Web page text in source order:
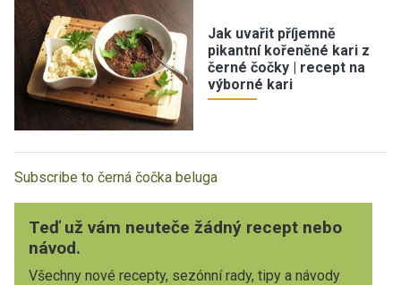
Jak uvařit příjemně
pikantní kořeněné kari z
černé čočky | recept na
výborné kari
Subscribe to černá čočka beluga
Teď už vám neuteče žádný recept nebo
návod.
Všechny nové recepty, sezónní rady, tipy a návody